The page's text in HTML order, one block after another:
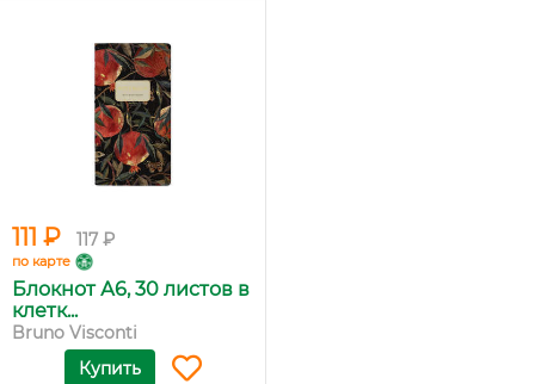
111 ₽ 117 ₽
по карте
Блокнот А6, 30 листов в
клетк...
Bruno Visconti
Купить